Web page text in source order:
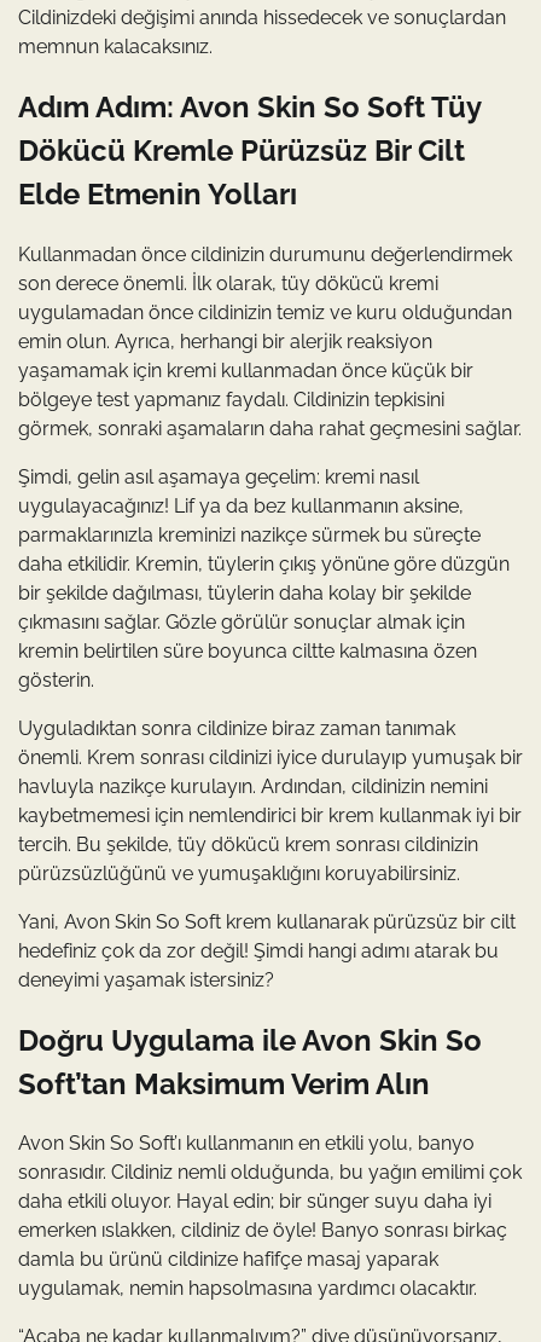
Cildinizdeki değişimi anında hissedecek ve sonuçlardan
memnun kalacaksınız.
Adım Adım: Avon Skin So Soft Tüy
Dökücü Kremle Pürüzsüz Bir Cilt
Elde Etmenin Yolları
Kullanmadan önce cildinizin durumunu değerlendirmek
son derece önemli. İlk olarak, tüy dökücü kremi
uygulamadan önce cildinizin temiz ve kuru olduğundan
emin olun. Ayrıca, herhangi bir alerjik reaksiyon
yaşamamak için kremi kullanmadan önce küçük bir
bölgeye test yapmanız faydalı. Cildinizin tepkisini
görmek, sonraki aşamaların daha rahat geçmesini sağlar.
Şimdi, gelin asıl aşamaya geçelim: kremi nasıl
uygulayacağınız! Lif ya da bez kullanmanın aksine,
parmaklarınızla kreminizi nazikçe sürmek bu süreçte
daha etkilidir. Kremin, tüylerin çıkış yönüne göre düzgün
bir şekilde dağılması, tüylerin daha kolay bir şekilde
çıkmasını sağlar. Gözle görülür sonuçlar almak için
kremin belirtilen süre boyunca ciltte kalmasına özen
gösterin.
Uyguladıktan sonra cildinize biraz zaman tanımak
önemli. Krem sonrası cildinizi iyice durulayıp yumuşak bir
havluyla nazikçe kurulayın. Ardından, cildinizin nemini
kaybetmemesi için nemlendirici bir krem kullanmak iyi bir
tercih. Bu şekilde, tüy dökücü krem sonrası cildinizin
pürüzsüzlüğünü ve yumuşaklığını koruyabilirsiniz.
Yani, Avon Skin So Soft krem kullanarak pürüzsüz bir cilt
hedefiniz çok da zor değil! Şimdi hangi adımı atarak bu
deneyimi yaşamak istersiniz?
Doğru Uygulama ile Avon Skin So
Soft’tan Maksimum Verim Alın
Avon Skin So Soft’ı kullanmanın en etkili yolu, banyo
sonrasıdır. Cildiniz nemli olduğunda, bu yağın emilimi çok
daha etkili oluyor. Hayal edin; bir sünger suyu daha iyi
emerken ıslakken, cildiniz de öyle! Banyo sonrası birkaç
damla bu ürünü cildinize hafifçe masaj yaparak
uygulamak, nemin hapsolmasına yardımcı olacaktır.
“Acaba ne kadar kullanmalıyım?” diye düşünüyorsanız,